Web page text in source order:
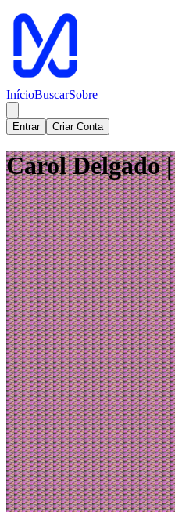
InícioBuscarSobre
Entrar Criar Conta
Carol Delgado